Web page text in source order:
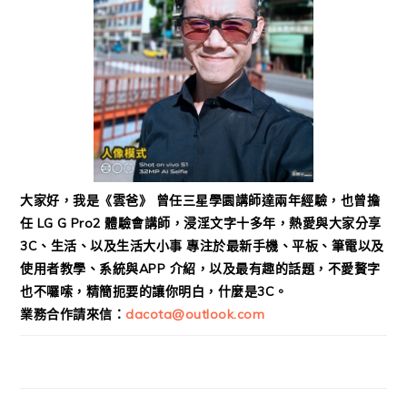
大家好，我是《雲爸》 曾任三星學園講師達兩年經驗，也曾擔
任 LG G Pro2 體驗會講師，浸淫文字十多年，熱愛與大家分享
3C、生活、以及生活大小事 專注於最新手機、平板、筆電以及
使用者教學、系統與APP 介紹，以及最有趣的話題，不愛贅字
也不囉嗦，精簡扼要的讓你明白，什麼是3C。
業務合作請來信： dacota@outlook.com